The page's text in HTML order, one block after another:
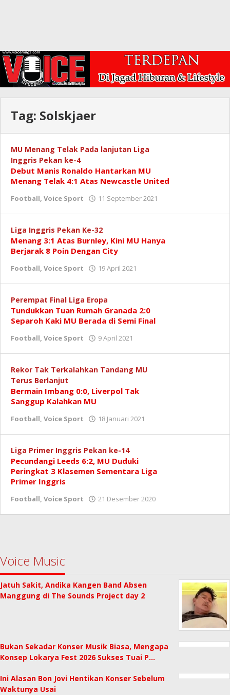
Tag: Solskjaer
MU Menang Telak Pada lanjutan Liga
Inggris Pekan ke-4
Debut Manis Ronaldo Hantarkan MU
Menang Telak 4:1 Atas Newcastle United
Football, Voice Sport 11 September 2021
Liga Inggris Pekan Ke-32
Menang 3:1 Atas Burnley, Kini MU Hanya
Berjarak 8 Poin Dengan City
Football, Voice Sport 19 April 2021
Perempat Final Liga Eropa
Tundukkan Tuan Rumah Granada 2:0
Separoh Kaki MU Berada di Semi Final
Football, Voice Sport 9 April 2021
Rekor Tak Terkalahkan Tandang MU
Terus Berlanjut
Bermain Imbang 0:0, Liverpol Tak
Sanggup Kalahkan MU
Football, Voice Sport 18 Januari 2021
Liga Primer Inggris Pekan ke-14
Pecundangi Leeds 6:2, MU Duduki
Peringkat 3 Klasemen Sementara Liga
Primer Inggris
Football, Voice Sport 21 Desember 2020
Voice Music
Jatuh Sakit, Andika Kangen Band Absen
Manggung di The Sounds Project day 2
Bukan Sekadar Konser Musik Biasa, Mengapa
Konsep Lokarya Fest 2026 Sukses Tuai P…
Ini Alasan Bon Jovi Hentikan Konser Sebelum
Waktunya Usai